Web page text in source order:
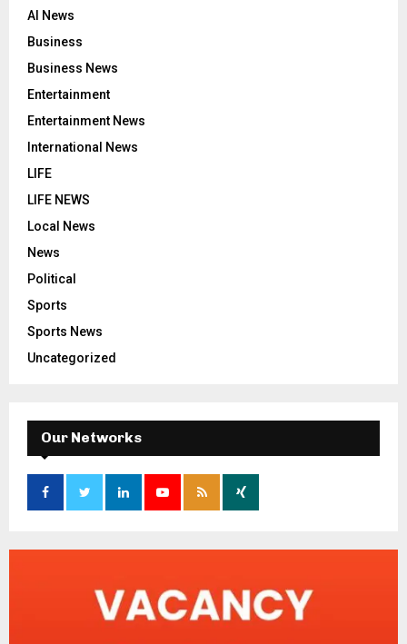
AI News
Business
Business News
Entertainment
Entertainment News
International News
LIFE
LIFE NEWS
Local News
News
Political
Sports
Sports News
Uncategorized
Our Networks